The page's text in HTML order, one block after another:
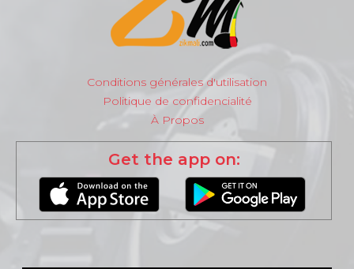
Conditions générales d'utilisation
Politique de confidencialité
À Propos
Get the app on: